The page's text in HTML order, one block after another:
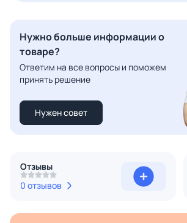
Нужно больше информации о
товаре?
Ответим на все вопросы и поможем
принять решение
Нужен совет
Отзывы
0 отзывов